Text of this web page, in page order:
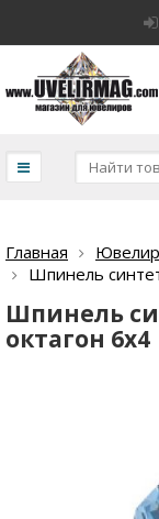
Главная
Шпинель
Шпинель
октагон 6х4